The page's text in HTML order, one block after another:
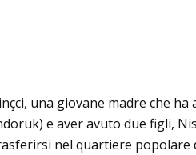
una giovane madre che
e aver avuto due figli,
nel quartiere popolare